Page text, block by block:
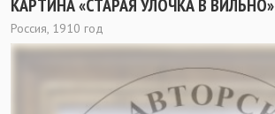
КАРТИНА «СТАРАЯ УЛОЧКА В ВИЛЬНО»
Россия, 1910 год